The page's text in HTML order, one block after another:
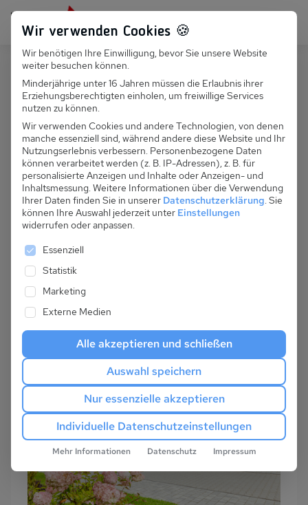
Persönlich für dich da: +49 251 899 050
Suchfeld
Suchen
PL 050.003 - Osada Park (Nr 2,
pierwszenstwo))
Wir verwenden Cookies 🍪
Wir benötigen Ihre Einwilligung, bevor Sie unsere Website
weiter besuchen können.
Minderjährige unter 16 Jahren müssen die Erlaubnis ihrer
Erziehungsberechtigten einholen, um freiwillige Services
nutzen zu können.
Wir verwenden Cookies und andere Technologien, von denen
manche essenziell sind, während andere diese Website und Ihr
Nutzungserlebnis verbessern. Personenbezogene Daten
können verarbeitet werden (z. B. IP-Adressen), z. B. für
personalisierte Anzeigen und Inhalte oder Anzeigen- und
Inhaltsmessung. Weitere Informationen über die Verwendung
Ihrer Daten finden Sie in unserer Datenschutzerklärung. Sie
können Ihre Auswahl jederzeit unter Einstellungen
widerrufen oder anpassen.
Es folgt eine Liste der Service-Gruppen, für die
Essenziell
Statistik
Marketing
Externe Medien
Alle akzeptieren und schließen
Auswahl speichern
Nur essenzielle akzeptieren
Individuelle Datenschutzeinstellungen
Mehr Informationen Datenschutz Impressum